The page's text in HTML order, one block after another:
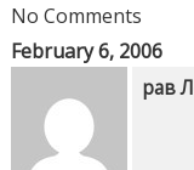
No Comments
February 6, 2006
рав